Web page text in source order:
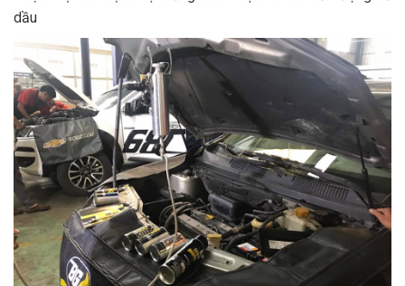
dầu